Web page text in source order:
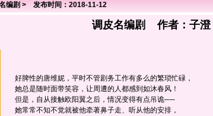
编剧 > 发布时间：2018-11-12
调皮名编剧 作者： 子澄
好脾性的唐维妮，平时不管剧务工作有多么的繁琐忙碌，
她总是随时面带笑容，让周遭的人都感到如沐春风！
但是，自从接触欧阳翼之后，情况变得有点吊诡──
她常常不知不觉就被他牵著鼻子走、听从他的安排，